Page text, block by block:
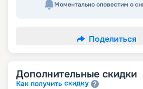
Моментально оповестим о
Поделиться
Дополнительные скидки
Как получить скидку